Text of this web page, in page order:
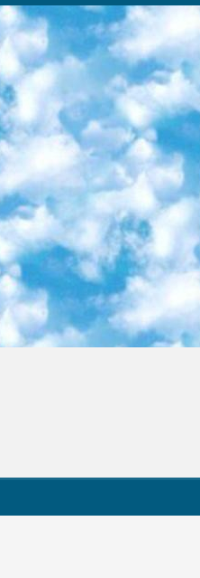
научная библиотека открытого доступа. Каталог площадки регулярно обрастает текстами статей из различных научных изданий. Сгруппированные по журналам и рубрикам публикации можно читать онлайн или скачивать целиком в PDF-формате. Проект нацелен на популяризацию науки за счёт открытого доступа к качественной информации. 6. «ПостНаука» На этом ресурсе публикуют подборки видеолекций, составленные экспертами из разных отраслей и объединённые общими темами. Среди них, к примеру, есть серии «Биоинформатика и геномика», «Культура средневековой Скандинавии» и Cinema Studies о теории кино. Каждая подборка лекций — логически связанная история, рассказанная экспертом от первого лица. Кроме того, на сайте появляются научно-образовательные статьи и тесты на разные темы. 7. «Newочём» Команда проекта «Newочём» отбирает самые интересные тексты из англоязычных СМИ и переводит те из них, за которые голосуют участники сообщества «ВКонтакте». По большей части это научно-популярные статьи. Редакторы придумывают лишь заголовки, в остальном содержание переводов соответствует оригиналам. Полные тексты можно читать прямо в социальной сети. 8. InternetUrok Онлайн-база материалов по основным дисциплинам школьной программы. Информация на сайте структурирована по классам, предметам и темам (урокам). Каждый урок состоит из видеолекций и конспектов. Есть также интерактивные тренажёры и тесты для закрепления пройденного материала. Даже если вы давно окончили школу, возможность повторить программу старших классов всегда может пригодиться. 9. Edutainme Ещё один ресурс об образовании. В отличие от Newtonew, как мне кажется, Edutainme больше ориентируется на представителей индустрии: педагогов, предпринимателей, разработчиков образовательных проектов. Но и любой, кто просто стремится к саморазвитию, найдёт на сайте много полезного и интересного для себя. Например, информацию о новых курсах и образовательных сервисах. 10. Newtonew Онлайн-медиа об образовании и обучении в широком смысле. Авторы Newtonew пишут об инструментах, заведениях, тактиках и стратегиях, которые помогают учить других и получать новые знания самостоятельно. На этой площадке вы найдёте новости, обзоры, аналитические мат